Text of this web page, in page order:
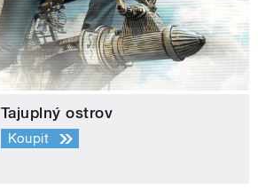
Tajuplný ostrov
Koupit